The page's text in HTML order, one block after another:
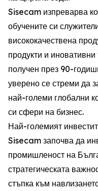
Sisecam изпреварва
обучените си
висококачествена
продукти и
получен през 90-
уверено се стреми да
най-големи глобални
си сфери на бизнес.
Най-големият
Sisecam започва да
промишленост на
стратегическата
стъпка към